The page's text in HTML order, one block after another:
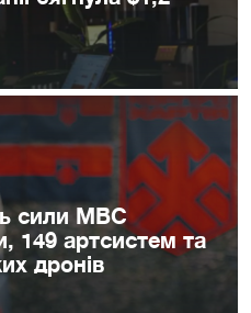
сили МВС
149 артсистем та
дронів